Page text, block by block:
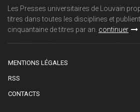
Les Presses universitaires de Louvain
titres dans toutes les disciplines et
cinquantaine de titres par an. continuer
MENTIONS LÉGALES
RSS
CONTACTS